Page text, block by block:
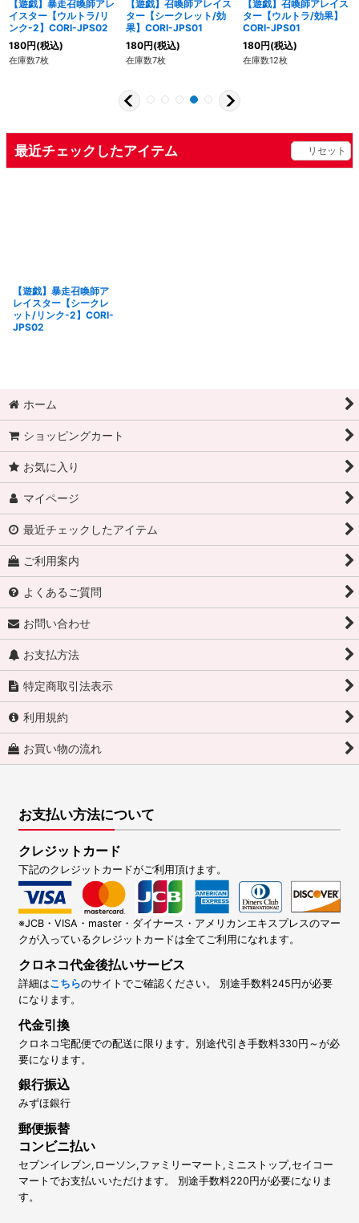
【遊戯】暴走召喚師アレ
イスター【ウルトラ/リ
ンク-2】CORI-JPS02
180円(税込)
在庫数7枚
【遊戯】召喚師アレイス
ター【シークレット/効
果】CORI-JPS01
180円(税込)
在庫数7枚
【遊戯】召喚師アレイス
ター【ウルトラ/効果】
CORI-JPS01
180円(税込)
在庫数12枚
最近チェックしたアイテム リセット
【遊戯】暴走召喚師ア
レイスター【シークレ
ット/リンク-2】CORI-
JPS02
ホーム
ショッピングカート
お気に入り
マイページ
最近チェックしたアイテム
ご利用案内
よくあるご質問
お問い合わせ
お支払方法
特定商取引法表示
利用規約
お買い物の流れ
お支払い方法について
クレジットカード
下記のクレジットカードがご利用頂けます。
※JCB・VISA・master・ダイナース・アメリカンエキスプレスのマー
クが入っているクレジットカードは全てご利用になれます。
クロネコ代金後払いサービス
詳細はこちらのサイトでご確認ください。 別途手数料245円が必要
になります。
代金引換
クロネコ宅配便での配送に限ります。別途代引き手数料330円～が必
要になります。
銀行振込
みずほ銀行
郵便振替
コンビニ払い
セブンイレブン,ローソン,ファミリーマート,ミニストップ,セイコー
マートでお支払いいただけます。 別途手数料220円が必要になりま
す。